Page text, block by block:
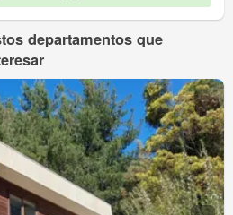
departamentos que